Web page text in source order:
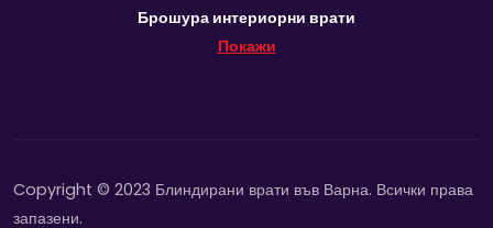
Брошура интериорни врати
Покажи
Copyright © 2023 Блиндирани врати във Варна. Всички права
запазени.